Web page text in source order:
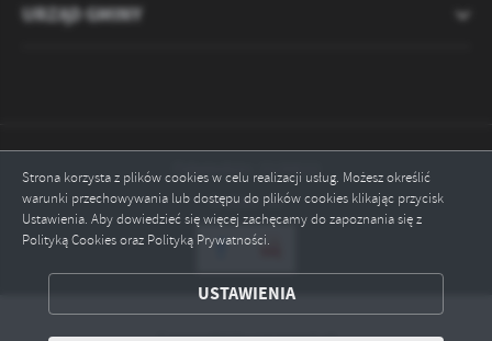
Strona korzysta z plików cookies w celu realizacji usług. Możesz określić
warunki przechowywania lub dostępu do plików cookies klikając przycisk
Ustawienia. Aby dowiedzieć się więcej zachęcamy do zapoznania się z
Polityką Cookies oraz Polityką Prywatności.
USTAWIENIA
ZAPISZ WYBRANE
URZĄD GMINY
Odwiedzin: 2120522
Online: 10